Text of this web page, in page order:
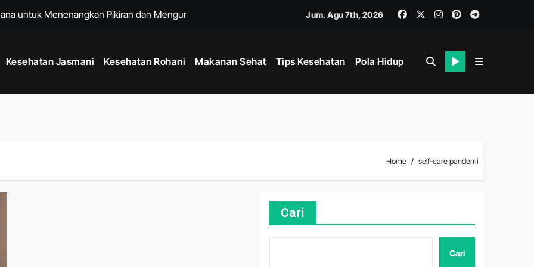
untuk Menenangkan Pikiran dan Mengurangi Stres Harian
dengan Kebiasaan Sederhana yang Bisa Dilakukan Setiap Hari
Badan Lebih Ideal Tanpa Diet yang Terlalu Ketat
Gadget Modern agar Penglihatan Tetap Nyaman Setiap Hari
Mindful Living Modern, Cara Praktis Menjaga Kesehatan Fisik dan Mental
Menjaga Kesehatan Jantung dan Kebugaran Tubuh
Jum. Agu 7th, 2026
Kesehatan Jasmani Kesehatan Rohani Makanan Sehat Tips Kesehatan Pola Hidup
Home self-care pandemi
Cari
Cari